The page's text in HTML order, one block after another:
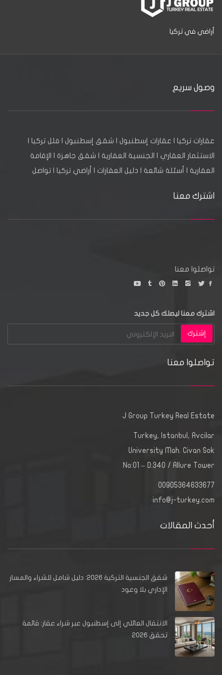
أراضي في تركيا
وصول سريع
عقارات تركيا عقارات إسطنبول شقق إسطنبول فلل تركيا
الاستثمار العقاري
الجنسية العقارية شقق جاهزة
الإقامة
العقارية
أسئلة شائعة دليل العقارات أراضي تركيا تواصل
اشترك معنا
تواصلوا معنا
اشترك معنا ليصلك كل جديد
إشترك
تواصلوا معنا
J Group Turkey Real Estate
Turkey, Istanbul, Avcilar
University Mah. Civan Sok
No:01 – D:340 / Allure Tower
00905364633677
info@j-turkey.com
أحدث المقالات
شقق الجنسية التركية 2026: دليل شامل للشراء والمسار
الإداري بلا وعود
الانتقال العائلي إلى إسطنبول عبر شراء عقار: قائمة
تحقق 2026